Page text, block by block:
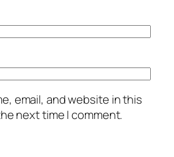
email, and website in this
next time I comment.